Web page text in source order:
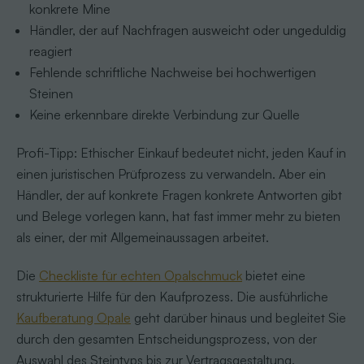
konkrete Mine
Händler, der auf Nachfragen ausweicht oder ungeduldig
reagiert
Fehlende schriftliche Nachweise bei hochwertigen
Steinen
Keine erkennbare direkte Verbindung zur Quelle
Profi-Tipp: Ethischer Einkauf bedeutet nicht, jeden Kauf in
einen juristischen Prüfprozess zu verwandeln. Aber ein
Händler, der auf konkrete Fragen konkrete Antworten gibt
und Belege vorlegen kann, hat fast immer mehr zu bieten
als einer, der mit Allgemeinaussagen arbeitet.
Die Checkliste für echten Opalschmuckbietet eine
strukturierte Hilfe für den Kaufprozess. Die ausführliche
Kaufberatung Opale geht darüber hinaus und begleitet Sie
durch den gesamten Entscheidungsprozess, von der
Auswahl des Steintyps bis zur Vertragsgestaltung.